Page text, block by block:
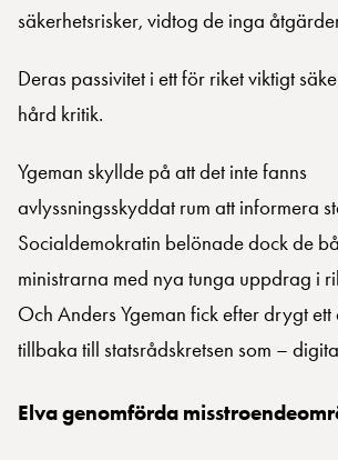
säkerhetsrisker, vidtog de inga
Deras passivitet i ett för riket viktigt
hård kritik.
Ygeman skyllde på att det inte fanns
avlyssningsskyddat rum att informera
Socialdemokratin belönade dock de
ministrarna med nya tunga uppdrag i
Och Anders Ygeman fick efter drygt ett
tillbaka till statsrådskretsen som –
Elva genomförda